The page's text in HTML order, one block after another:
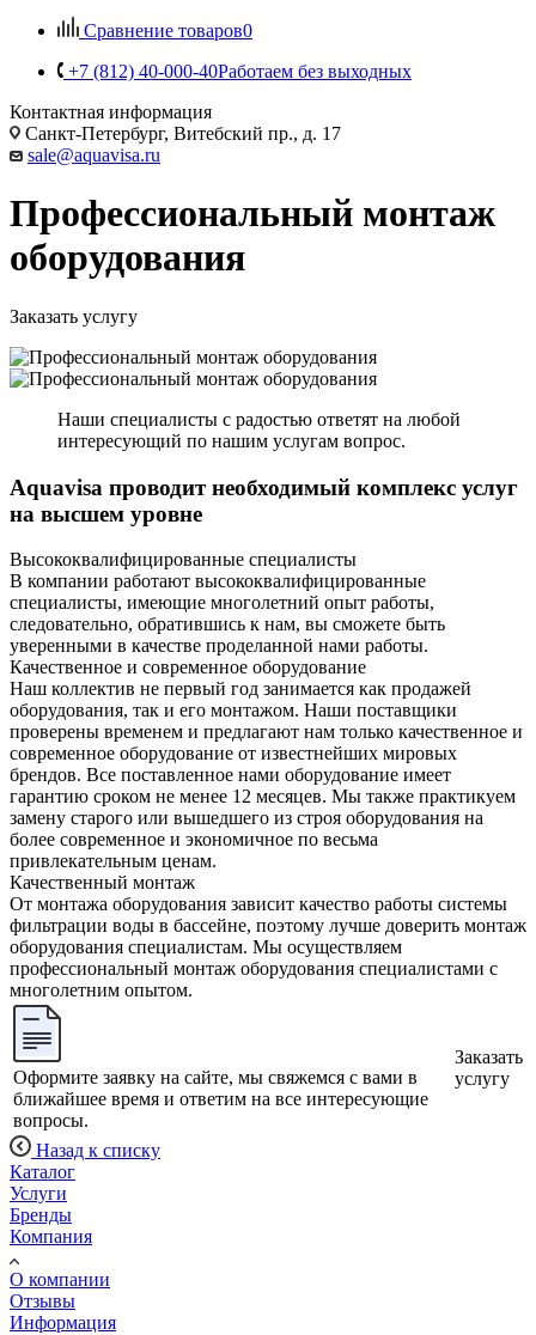
Сравнение товаров0
+7 (812) 40-000-40Работаем без выходных
Контактная информация
Санкт-Петербург, Витебский пр., д. 17
sale@aquavisa.ru
Профессиональный монтаж
оборудования
Заказать услугу
Наши специалисты с радостью ответят на любой
интересующий по нашим услугам вопрос.
Aquavisa проводит необходимый комплекс услуг
на высшем уровне
Высококвалифицированные специалисты
В компании работают высококвалифицированные
специалисты, имеющие многолетний опыт работы,
следовательно, обратившись к нам, вы сможете быть
уверенными в качестве проделанной нами работы.
Качественное и современное оборудование
Наш коллектив не первый год занимается как продажей
оборудования, так и его монтажом. Наши поставщики
проверены временем и предлагают нам только качественное и
современное оборудование от известнейших мировых
брендов. Все поставленное нами оборудование имеет
гарантию сроком не менее 12 месяцев. Мы также практикуем
замену старого или вышедшего из строя оборудования на
более современное и экономичное по весьма
привлекательным ценам.
Качественный монтаж
От монтажа оборудования зависит качество работы системы
фильтрации воды в бассейне, поэтому лучше доверить монтаж
оборудования специалистам. Мы осуществляем
профессиональный монтаж оборудования специалистами с
многолетним опытом.
Оформите заявку на сайте, мы свяжемся с вами в
ближайшее время и ответим на все интересующие
вопросы.
Заказать
услугу
Назад к списку
Каталог
Услуги
Бренды
Компания
О компании
Отзывы
Информация